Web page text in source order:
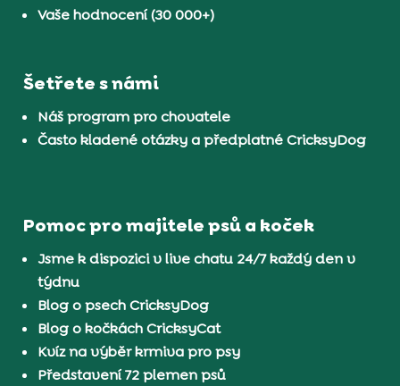
Vaše hodnocení (30 000+)
Šetřete s námi
Náš program pro chovatele
Často kladené otázky a předplatné CricksyDog
Pomoc pro majitele psů a koček
Jsme k dispozici v live chatu 24/7 každý den v
týdnu
Blog o psech CricksyDog
Blog o kočkách CricksyCat
Kvíz na výběr krmiva pro psy
Představení 72 plemen psů